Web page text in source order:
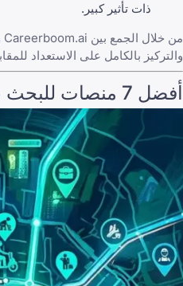
ذات تأثير كبير.
من خلال الجمع بين Careerboom.ai والمنصات المحلية المستهدفة، يمكنك زيادة حجم طلبات التوظيف الخاصة بك إلى الحد الأقصى، و
والتركيز بالكامل على الاستعداد
أفضل 7 منصات للبحث عن وظائف في روسيا لعام 2026